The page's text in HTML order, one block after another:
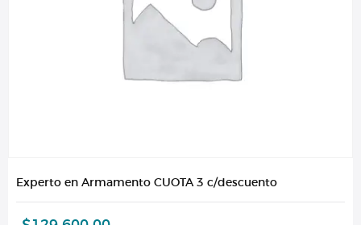
Experto en Armamento CUOTA 3 c/descuento